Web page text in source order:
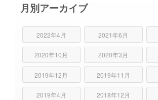
月別アーカイブ
2022年4月 2021年6月
2020年10月 2020年3月
2019年12月 2019年11月
2019年4月 2018年12月